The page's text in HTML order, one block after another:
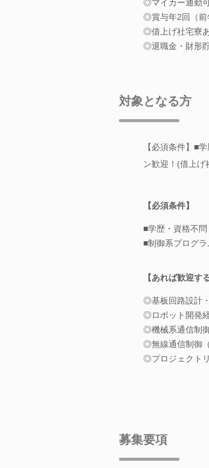
◎マイカー通勤
◎賞与年2回（前
◎借上げ社宅寮
◎退職金・財形
対象となる方
【必須条件】■
ン歓迎！(借上げ
【必須条件】
■学歴・資格不問
■制御系プログラ
【あれば歓迎す
◎基板回路設計
◎ロボット開発
◎機械系通信制
◎無線通信制御
◎プロジェクト
募集要項